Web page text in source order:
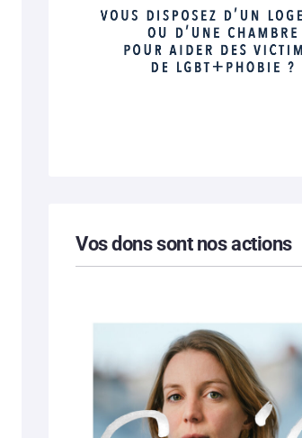
Vos dons sont nos actions